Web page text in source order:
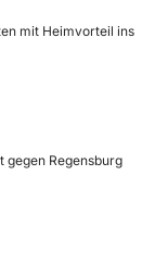
mit Heimvorteil ins
gegen Regensburg